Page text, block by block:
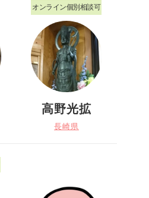
オンライン個別相談可
高野光拡
長崎県